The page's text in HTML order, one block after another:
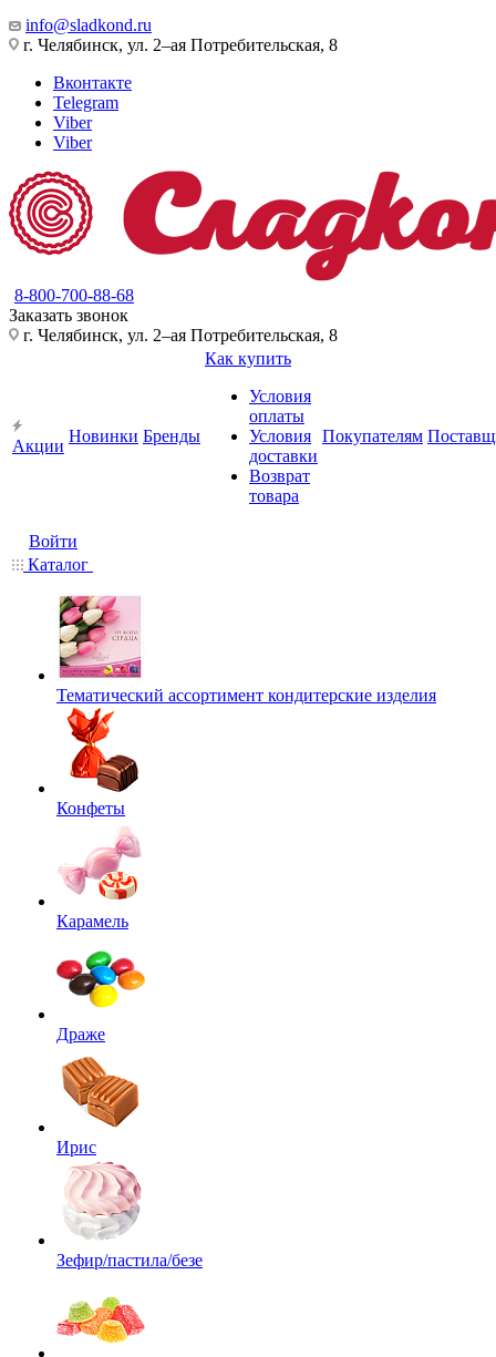
info@sladkond.ru
г. Челябинск, ул. 2–ая Потребительская, 8
Вконтакте
Telegram
Viber
Viber
8-800-700-88-68
Заказать звонок
г. Челябинск, ул. 2–ая Потребительская, 8
Акции
Новинки Бренды
Как купить
Условия
оплаты
Условия
доставки
Возврат
товара
Покупателям
Войти
Каталог
Тематический ассортимент кондитерские изделия
Конфеты
Карамель
Драже
Ирис
Зефир/пастила/безе